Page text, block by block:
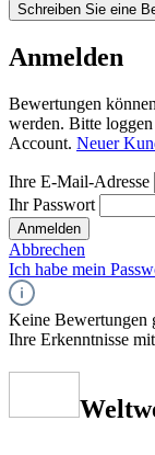
Schreiben Sie eine
Anmelden
Bewertungen
werden. Bitte loggen
Account. Neuer
Ihre E-Mail-Adresse
Ihr Passwort
Anmelden
Abbrechen
Ich habe mein
Keine Bewertungen
Ihre Erkenntnisse